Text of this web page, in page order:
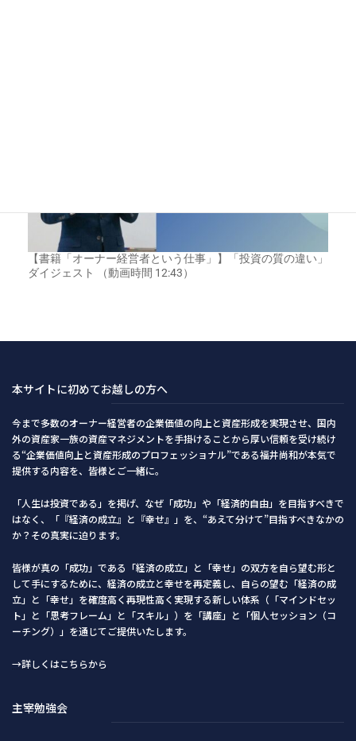
【書籍「オーナー経営者という仕事」】「投資の質の違い」
ダイジェスト （動画時間 12:43）
本サイトに初めてお越しの方へ
今まで多数のオーナー経営者の企業価値の向上と資産形成を実現させ、国内
外の資産家一族の資産マネジメントを手掛けることから厚い信頼を受け続け
る“企業価値向上と資産形成のプロフェッショナル”である福井尚和が本気で
提供する内容を、皆様とご一緒に。
「人生は投資である」を掲げ、なぜ「成功」や「経済的自由」を目指すべきで
はなく、「『経済の成立』と『幸せ』」を、“あえて分けて”目指すべきなかの
か？その真実に迫ります。
皆様が真の「成功」である「経済の成立」と「幸せ」の双方を自ら望む形と
して手にするために、経済の成立と幸せを再定義し、自らの望む「経済の成
立」と「幸せ」を確度高く再現性高く実現する新しい体系（「マインドセッ
ト」と「思考フレーム」と「スキル」）を「講座」と「個人セッション（コ
ーチング）」を通じてご提供いたします。
→詳しくはこちらから
主宰勉強会